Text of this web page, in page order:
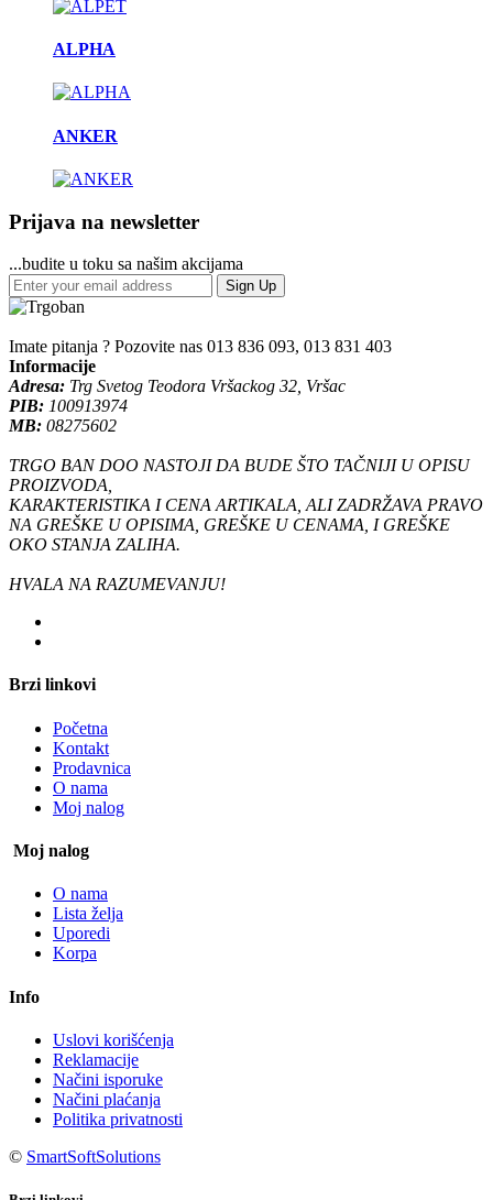
ALPHA
ANKER
Prijava na newsletter
...budite u toku sa našim akcijama
Sign Up
Imate pitanja ? Pozovite nas 013 836 093, 013 831 403
Informacije
Adresa: Trg Svetog Teodora Vršackog 32, Vršac
PIB: 100913974
MB: 08275602
TRGO BAN DOO NASTOJI DA BUDE ŠTO TAČNIJI U OPISU
PROIZVODA,
KARAKTERISTIKA I CENA ARTIKALA, ALI ZADRŽAVA PRAVO
NA GREŠKE U OPISIMA, GREŠKE U CENAMA, I GREŠKE
OKO STANJA ZALIHA.
HVALA NA RAZUMEVANJU!
Brzi linkovi
Početna
Kontakt
Prodavnica
O nama
Moj nalog
Moj nalog
O nama
Lista želja
Uporedi
Korpa
Info
Uslovi korišćenja
Reklamacije
Načini isporuke
Načini plaćanja
Politika privatnosti
© SmartSoftSolutions